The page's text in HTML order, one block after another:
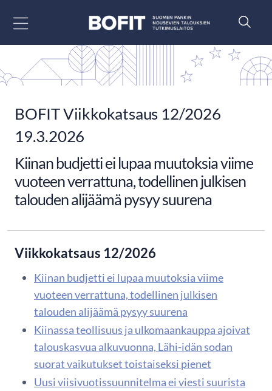
BOFIT Viikkokatsaus 12/2026
19.3.2026
Kiinan budjetti ei lupaa muutoksia viime
vuoteen verrattuna, todellinen julkisen
talouden alijäämä pysyy suurena
Viikkokatsaus 12/2026
Kiinan budjetti ei lupaa muutoksia viime
vuoteen verrattuna, todellinen julkisen
talouden alijäämä pysyy suurena
Kiinassa teollisuus ja ulkomaankauppa ajoivat
talouskasvua alkuvuonna, Lähi-idän sodan
suorat vaikutukset toistaiseksi pienet
Uusi viisivuotissuunnitelma ei viesti suurista